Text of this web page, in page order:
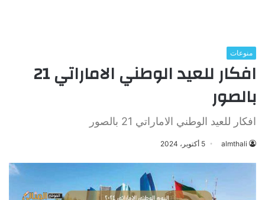
منوعات
افكار للعيد الوطني الاماراتي 21
بالصور
افكار للعيد الوطني الاماراتي 21 بالصور
almthali 5 أكتوبر، 2024